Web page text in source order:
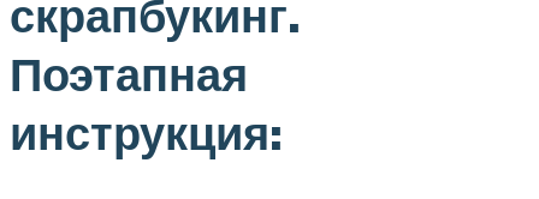
скрапбукинг.
Поэтапная
инструкция: